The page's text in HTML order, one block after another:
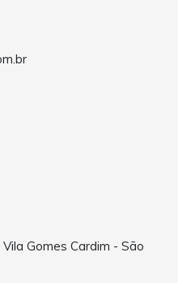
Gomes Cardim - São